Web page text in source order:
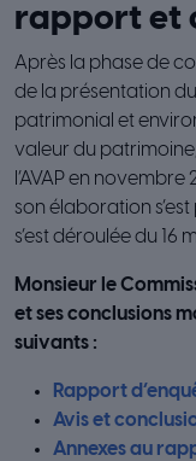
rapport et
Après la phase de
de la présentation
patrimonial et
valeur du
l’AVAP en
son élaboration
s’est déroulée du 16
Monsieur le
et ses conclusions
suivants :
Rapport
Avis et
Annexes au